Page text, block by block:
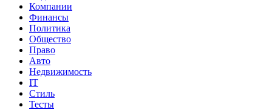
Компании
Финансы
Политика
Общество
Право
Авто
Недвижимость
IT
Стиль
Тесты